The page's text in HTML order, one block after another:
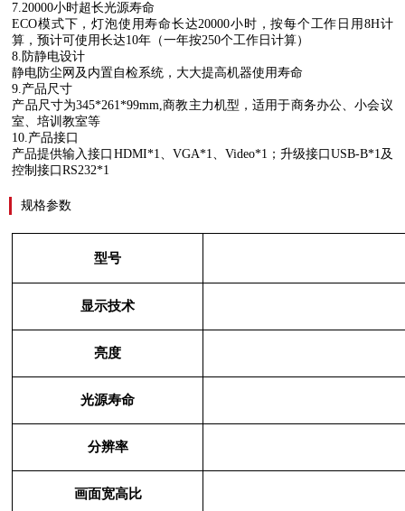
7.20000小时超长光源寿命
ECO模式下，灯泡使用寿命长达20000小时，按每个工作日用 8H计
算，预计可使用长达10年（一年按250个工作日计算）
8. 防静电设计
静电防尘网及内置自检系统，大大提高机器使用寿命
9.产品尺寸
产品尺寸为345*261*99mm,商教主力机型，适用于商务办公、小会议
室、培训教室等
10.产品接口
产品提供输入接口 HDMI*1、 VGA*1、 Video*1 ；升级接口 USB-B*1及
控制接口RS232*1
规格参数
型号
显示技术
亮度
光源寿命
分辨率
画面宽高比